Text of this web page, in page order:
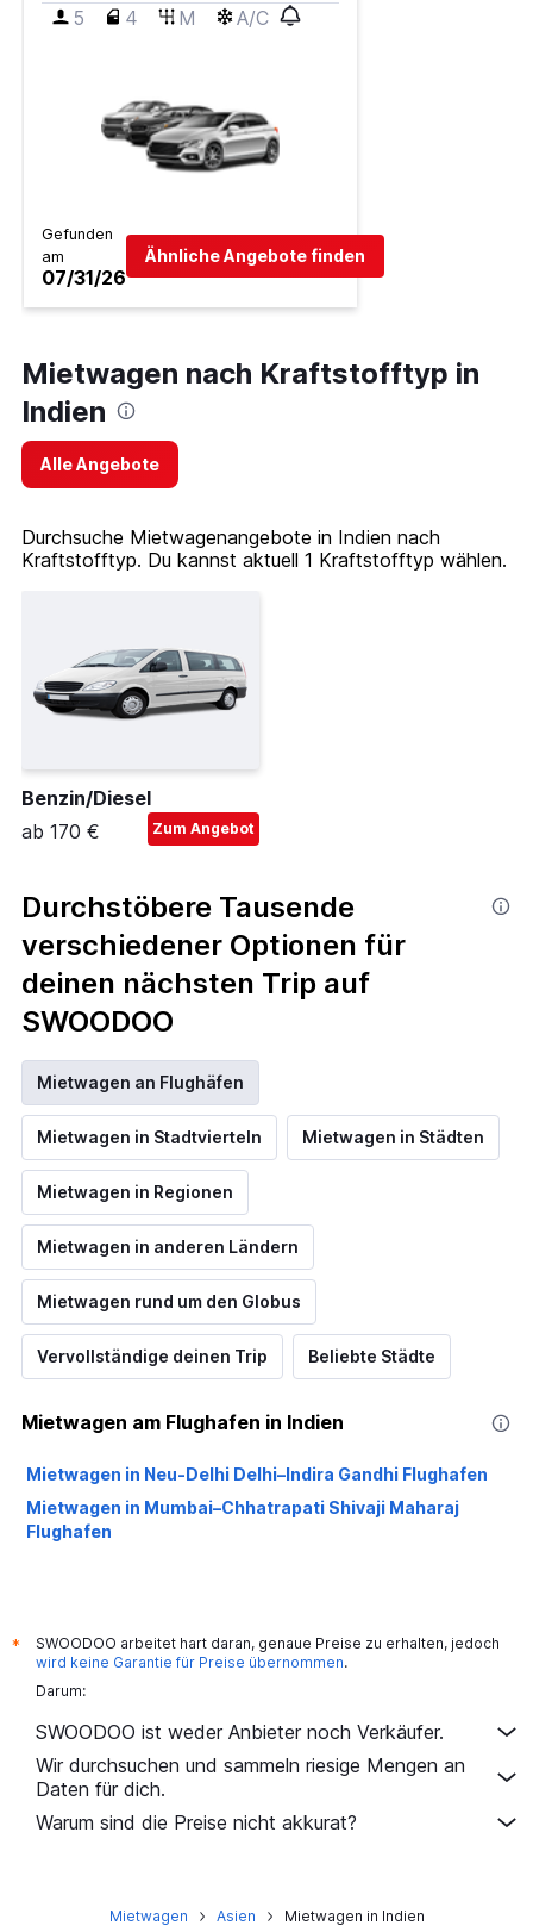
5
4 M A/C
Gefunden
am
07/31/26
Ähnliche Angebote finden
Mietwagen nach Kraftstofftyp in
Indien
Alle Angebote
Durchsuche Mietwagenangebote in Indien nach
Kraftstofftyp. Du kannst aktuell 1 Kraftstofftyp wählen.
Benzin/Diesel
ab 170 €
Zum Angebot
Durchstöbere Tausende
verschiedener Optionen für
deinen nächsten Trip auf
SWOODOO
Mietwagen an Flughäfen
Mietwagen in Stadtvierteln Mietwagen in Städten
Mietwagen in Regionen
Mietwagen in anderen Ländern
Mietwagen rund um den Globus
Vervollständige deinen Trip Beliebte Städte
Mietwagen am Flughafen in Indien
Mietwagen in Neu-Delhi Delhi–Indira Gandhi Flughafen
Mietwagen in Mumbai–Chhatrapati Shivaji Maharaj
Flughafen
*
SWOODOO arbeitet hart daran, genaue Preise zu erhalten, jedoch
wird keine Garantie für Preise übernommen.
Darum:
SWOODOO ist weder Anbieter noch Verkäufer.
Wir durchsuchen und sammeln riesige Mengen an
Daten für dich.
Warum sind die Preise nicht akkurat?
Mietwagen Asien Mietwagen in Indien